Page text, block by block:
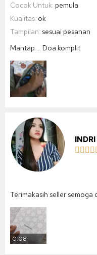
Cocok Untuk: pemula
Kualitas: ok
Tampilan: sesuai pesanan
Mantap … Doa komplit
   
Terimakasih seller semoga
0:08